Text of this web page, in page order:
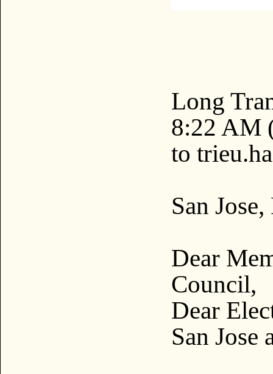
Long
8:22 AM
to
San
Dear
Council,
Dear
San Jose